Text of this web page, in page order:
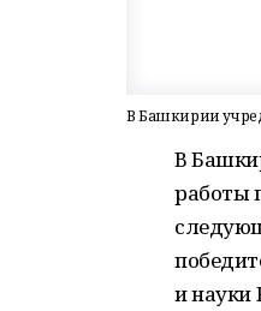
В Башкирии
В
работы
и науки